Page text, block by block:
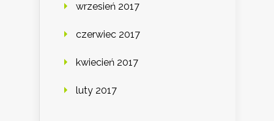
wrzesień 2017
czerwiec 2017
kwiecień 2017
luty 2017